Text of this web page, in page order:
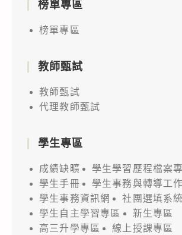
榜單專區
榜單專區
教師甄試
教師甄試
代理教師甄試
學生專區
成績缺曠
學生學習歷程檔案
學生手冊
學生事務與轉導工
學生事務資訊網
社團選填系統
學生自主學習專區
新生專區
高三升學專區
線上授課專區